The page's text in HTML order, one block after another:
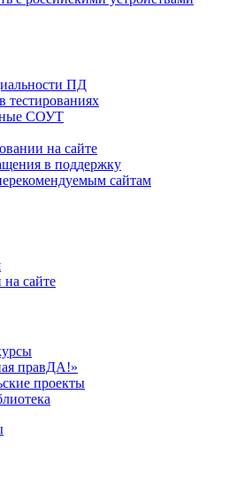
ПД
тестированиях
СОУТ
на сайте
в поддержку
сайтам
сайте
правДА!»
проекты